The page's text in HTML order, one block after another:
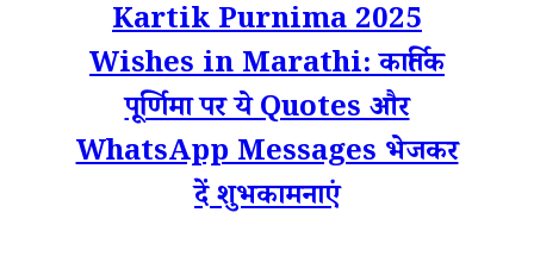
Kartik Purnima 2025
Wishes in Marathi: कार्तिक
पूर्णिमा पर ये Quotes और
WhatsApp Messages भेजकर
दें शुभकामनाएं